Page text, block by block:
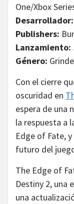
One/Xbox
Desarrollador:
Publishers:
Lanzamiento:
Género:
Con el cierre
oscuridad en
espera de una
la respuesta a
Edge of Fate,
futuro del
The Edge of
Destiny 2, una
una